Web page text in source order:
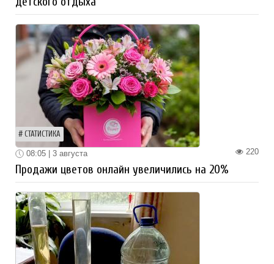
СТАТИСТИКА
220
08:05 | 3 августа
Продажи цветов онлайн увеличились на 20%